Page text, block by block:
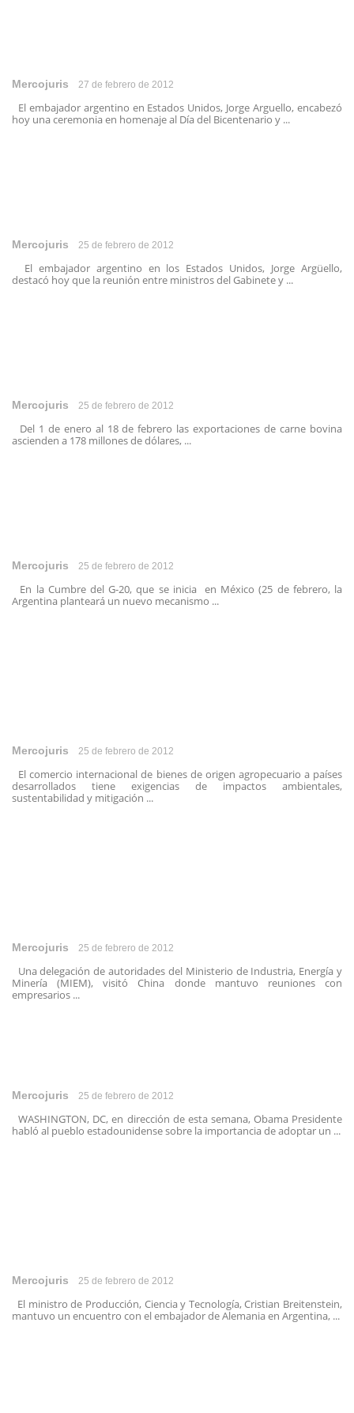
Mercojuris 27 de febrero de 2012
El embajador argentino en Estados Unidos, Jorge Arguello, encabezó
hoy una ceremonia en homenaje al Día del Bicentenario y ...
Mercojuris 25 de febrero de 2012
El embajador argentino en los Estados Unidos, Jorge Argüello,
destacó hoy que la reunión entre ministros del Gabinete y ...
Mercojuris 25 de febrero de 2012
Del 1 de enero al 18 de febrero las exportaciones de carne bovina
ascienden a 178 millones de dólares, ...
Mercojuris 25 de febrero de 2012
En la Cumbre del G-20, que se inicia en México (25 de febrero, la
Argentina planteará un nuevo mecanismo ...
Mercojuris 25 de febrero de 2012
El comercio internacional de bienes de origen agropecuario a países
desarrollados tiene exigencias de impactos ambientales,
sustentabilidad y mitigación ...
Mercojuris 25 de febrero de 2012
Una delegación de autoridades del Ministerio de Industria, Energía y
Minería (MIEM), visitó China donde mantuvo reuniones con
empresarios ...
Mercojuris 25 de febrero de 2012
WASHINGTON, DC, en dirección de esta semana, Obama Presidente
habló al pueblo estadounidense sobre la importancia de adoptar un ...
Mercojuris 25 de febrero de 2012
El ministro de Producción, Ciencia y Tecnología, Cristian Breitenstein,
mantuvo un encuentro con el embajador de Alemania en Argentina, ...